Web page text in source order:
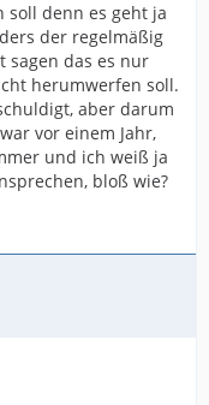
soll denn es geht ja
der regelmäßig
sagen das es nur
herumwerfen soll.
aber darum
vor einem Jahr,
und ich weiß ja
bloß wie?